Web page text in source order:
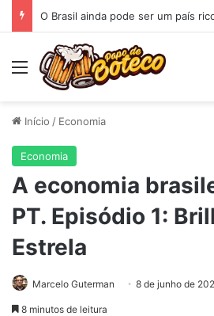
O Espelho
Menu
Início / Economia
Economia
A economia
PT. Episódio 1:
Estrela
Marcelo Guterman 8 de junho de
8 minutos de leitura